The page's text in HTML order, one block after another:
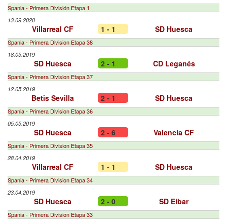
Spania - Primera División Etapa 1
13.09.2020
Villarreal CF 1 - 1 SD Huesca
Spania - Primera Division Etapa 38
18.05.2019
SD Huesca 2 - 1 CD Leganés
Spania - Primera Division Etapa 37
12.05.2019
Betis Sevilla 2 - 1 SD Huesca
Spania - Primera Division Etapa 36
05.05.2019
SD Huesca 2 - 6 Valencia CF
Spania - Primera Division Etapa 35
28.04.2019
Villarreal CF 1 - 1 SD Huesca
Spania - Primera Division Etapa 34
23.04.2019
SD Huesca 2 - 0 SD Eibar
Spania - Primera Division Etapa 33